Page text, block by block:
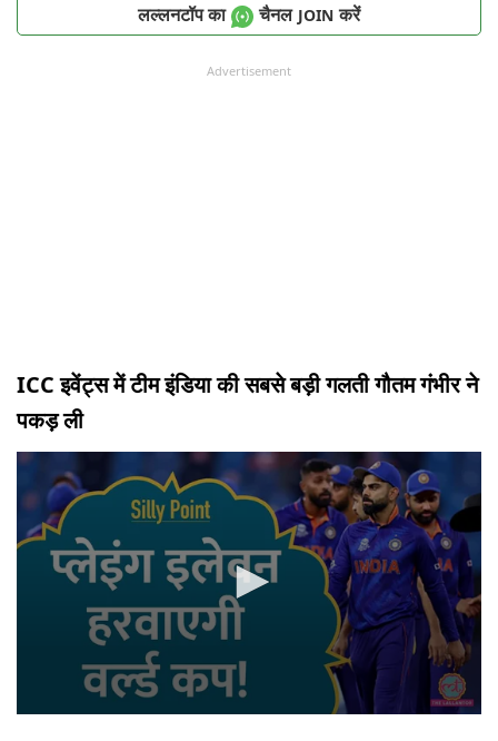
लल्लनटॉप का चैनल JOIN करें
Advertisement
ICC इवेंट्स में टीम इंडिया की सबसे बड़ी गलती गौतम गंभीर ने
पकड़ ली